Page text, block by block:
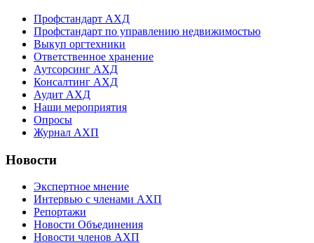
Профстандарт АХД
Профстандарт по управлению недвижимостью
Выкуп оргтехники
Ответственное хранение
Аутсорсинг АХД
Консалтинг АХД
Аудит АХД
Наши мероприятия
Опросы
Журнал АХП
Новости
Экспертное мнение
Интервью с членами АХП
Репортажи
Новости Объединения
Новости членов АХП